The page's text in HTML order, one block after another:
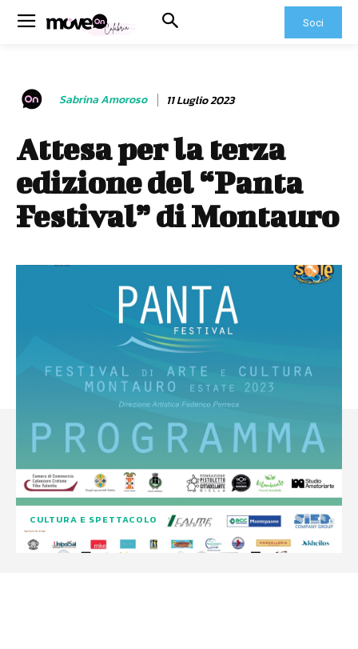
Soci
Sabrina Amoroso 11 Luglio 2023
Attesa per la terza
edizione del “Panta
Festival” di Montauro
CULTURA E SPETTACOLO